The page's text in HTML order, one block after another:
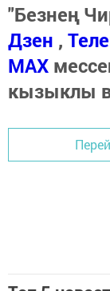
"Безнең
Дзен ,
МАХ
кызыклы